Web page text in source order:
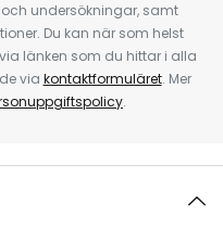
undersökningar, samt
Du kan när som helst
länken som du hittar i alla
via kontaktformuläret. Mer
.